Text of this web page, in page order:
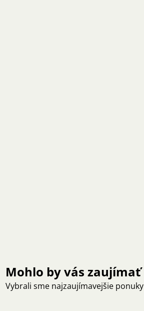
Mohlo by vás zaujímať
Vybrali sme najzaujímavejšie ponuky